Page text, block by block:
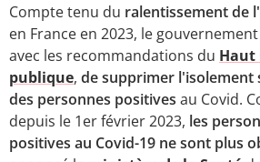
Compte tenu du ralentissement de
en France en 2023, le
avec les recommandations du Haut
publique, de supprimer l'isolement
des personnes positives au Covid.
depuis le 1er février 2023, les
positives au Covid-19 ne sont plus